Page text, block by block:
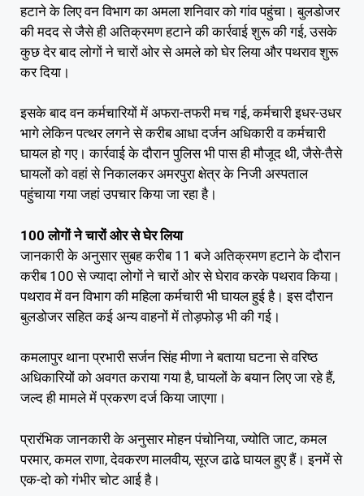
हटाने के लिए वन विभाग का अमला शनिवार को गांव पहुंचा। बुलडोजर
की मदद से जैसे ही अतिक्रमण हटाने की कार्रवाई शुरू की गई, उसके
कुछ देर बाद लोगों ने चारों ओर से अमले को घेर लिया और पथराव शुरू
कर दिया।
इसके बाद वन कर्मचारियों में अफरा-तफरी मच गई, कर्मचारी इधर-उधर
भागे लेकिन पत्थर लगने से करीब आधा दर्जन अधिकारी व कर्मचारी
घायल हो गए। कार्रवाई के दौरान पुलिस भी पास ही मौजूद थी, जैसे-तैसे
घायलों को वहां से निकालकर अमरपुरा क्षेत्र के निजी अस्पताल
पहुंचाया गया जहां उपचार किया जा रहा है।
100 लोगों ने चारों ओर से घेर लिया
जानकारी के अनुसार सुबह करीब 11 बजे अतिक्रमण हटाने के दौरान
करीब 100 से ज्यादा लोगों ने चारों ओर से घेराव करके पथराव किया।
पथराव में वन विभाग की महिला कर्मचारी भी घायल हुई है। इस दौरान
बुलडोजर सहित कई अन्य वाहनों में तोड़फोड़ भी की गई।
कमलापुर थाना प्रभारी सर्जन सिंह मीणा ने बताया घटना से वरिष्ठ
अधिकारियों को अवगत कराया गया है, घायलों के बयान लिए जा रहे हैं,
जल्द ही मामले में प्रकरण दर्ज किया जाएगा।
प्रारंभिक जानकारी के अनुसार मोहन पंचोनिया, ज्योति जाट, कमल
परमार, कमल राणा, देवकरण मालवीय, सूरज ढाढे घायल हुए हैं। इनमें से
एक-दो को गंभीर चोट आई है।